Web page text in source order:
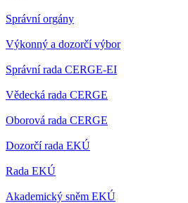
Správní orgány
Výkonný a dozorčí výbor
Správní rada CERGE-EI
Vědecká rada CERGE
Oborová rada CERGE
Dozorčí rada EKÚ
Rada EKÚ
Akademický sněm EKÚ